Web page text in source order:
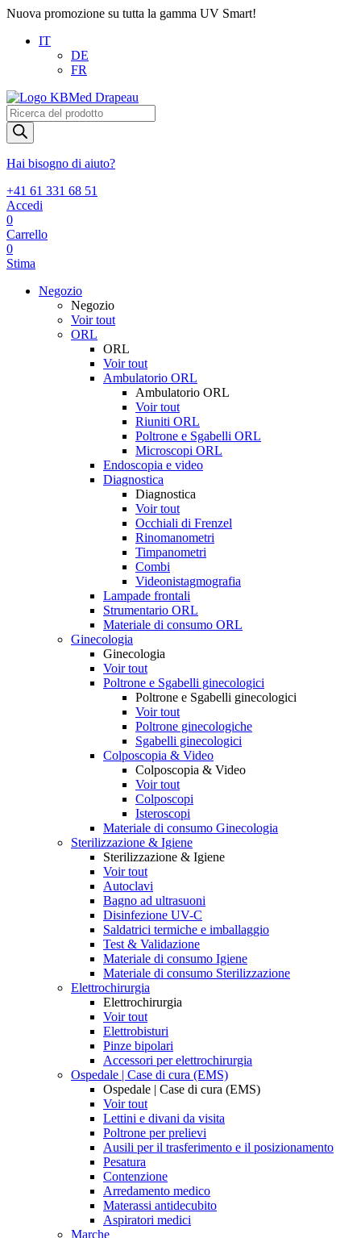
Nuova promozione su tutta la gamma UV Smart!
IT
DE
FR
Products
search
Hai bisogno di aiuto?
+41 61 331 68 51
Accedi
0
Carrello
0
Stima
Negozio
Negozio
Voir tout
ORL
ORL
Voir tout
Ambulatorio ORL
Ambulatorio ORL
Voir tout
Riuniti ORL
Poltrone e Sgabelli ORL
Microscopi ORL
Endoscopia e video
Diagnostica
Diagnostica
Voir tout
Occhiali di Frenzel
Rinomanometri
Timpanometri
Combi
Videonistagmografia
Lampade frontali
Strumentario ORL
Materiale di consumo ORL
Ginecologia
Ginecologia
Voir tout
Poltrone e Sgabelli ginecologici
Poltrone e Sgabelli ginecologici
Voir tout
Poltrone ginecologiche
Sgabelli ginecologici
Colposcopia & Video
Colposcopia & Video
Voir tout
Colposcopi
Isteroscopi
Materiale di consumo Ginecologia
Sterilizzazione & Igiene
Sterilizzazione & Igiene
Voir tout
Autoclavi
Bagno ad ultrasuoni
Disinfezione UV-C
Saldatrici termiche e imballaggio
Test & Validazione
Materiale di consumo Igiene
Materiale di consumo Sterilizzazione
Elettrochirurgia
Elettrochirurgia
Voir tout
Elettrobisturi
Pinze bipolari
Accessori per elettrochirurgia
Ospedale | Case di cura (EMS)
Ospedale | Case di cura (EMS)
Voir tout
Lettini e divani da visita
Poltrone per prelievi
Ausili per il trasferimento e il posizionamento
Pesatura
Contenzione
Arredamento medico
Materassi antidecubito
Aspiratori medici
Marche